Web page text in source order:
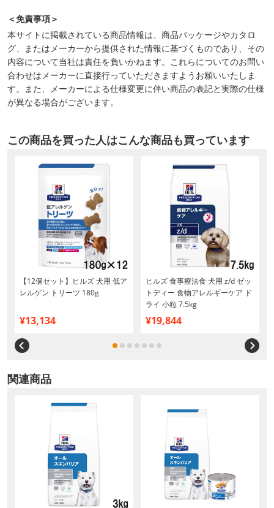
＜免責事項＞
本サイトに掲載されている商品情報は、商品パッケージやカタロ
グ、またはメーカーから提供された情報に基づくものであり、その
内容について当社は責任を負いかねます。これらについてのお問い
合わせはメーカーに直接行っていただきますようお願いいたしま
す。また、メーカーによる仕様変更に伴い商品の表記と実際の仕様
が異なる場合がございます。
この商品を買った人はこんな商品も買っています
【12個セット】ヒルズ 犬用 低ア
レルゲン トリーツ 180g
¥13,134
ヒルズ 食事療法食 犬用 z/d ゼッ
トディー 食物アレルギーケア ド
ライ 小粒 7.5kg
¥19,844
関連商品